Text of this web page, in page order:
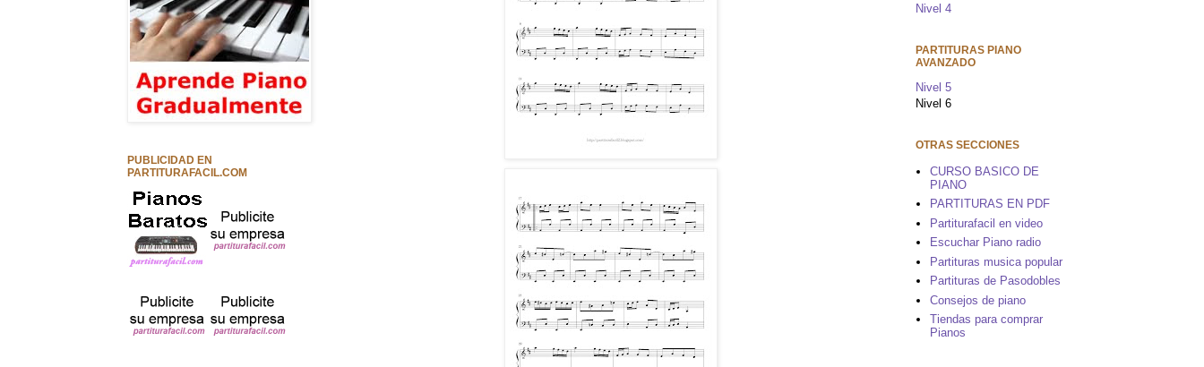
PUBLICIDAD EN
PARTITURAFACIL.COM
Nivel 4
PARTITURAS PIANO
AVANZADO
Nivel 5
Nivel 6
OTRAS SECCIONES
CURSO BASICO DE
PIANO
PARTITURAS EN PDF
Partiturafacil en video
Escuchar Piano radio
Partituras musica popular
Partituras de Pasodobles
Consejos de piano
Tiendas para comprar
Pianos